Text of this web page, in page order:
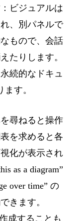
ビジュアルは
、別パネルで
もので、会話
たりします。
続的なドキュ
す。
尋ねると操作
を求めると各
化が表示され
as a diagram”
over time” の
きます。
成することも